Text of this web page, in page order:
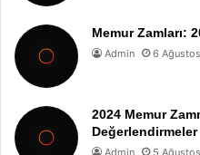
Memur Zamları:
Admin 6
2024 Memur
Değerlendirmeler
Admin 5